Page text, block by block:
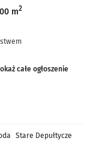
m2
całe ogłoszenie
Stare Depułtycze